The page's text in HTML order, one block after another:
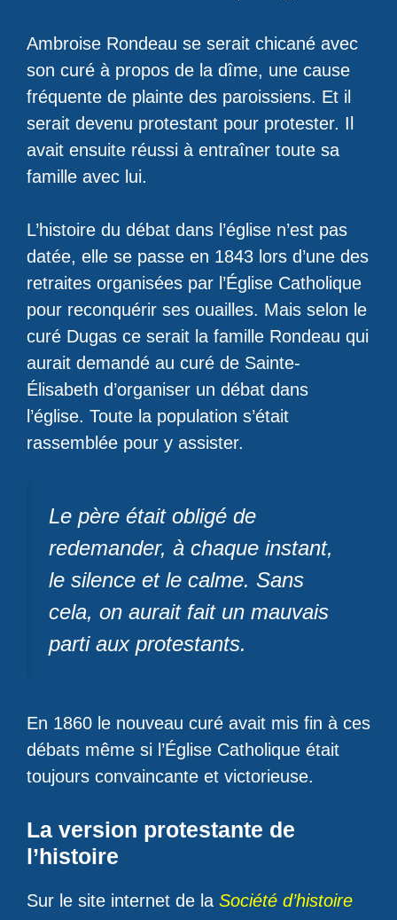
Ambroise Rondeau se serait chicané avec
son curé à propos de la dîme, une cause
fréquente de plainte des paroissiens. Et il
serait devenu protestant pour protester. Il
avait ensuite réussi à entraîner toute sa
famille avec lui.
L’histoire du débat dans l’église n’est pas
datée, elle se passe en 1843 lors d’une des
retraites organisées par l’Église Catholique
pour reconquérir ses ouailles. Mais selon le
curé Dugas ce serait la famille Rondeau qui
aurait demandé au curé de Sainte-
Élisabeth d’organiser un débat dans
l’église. Toute la population s’était
rassemblée pour y assister.
Le père était obligé de
redemander, à chaque instant,
le silence et le calme. Sans
cela, on aurait fait un mauvais
parti aux protestants.
En 1860 le nouveau curé avait mis fin à ces
débats même si l’Église Catholique était
toujours convaincante et victorieuse.
La version protestante de
l’histoire
Sur le site internet de la Société d’histoire